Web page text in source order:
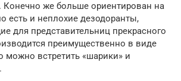
Конечно же больше ориентирован на
есть и неплохие дезодоранты,
для представительниц прекрасного
преимущественно в виде
можно встретить «шарики» и